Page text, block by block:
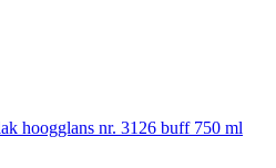
hoogglans nr. 3126 buff 750 ml